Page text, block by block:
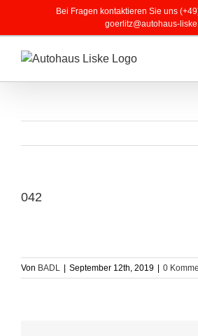
Bei Fragen kontaktieren Sie uns
goerlitz@autohaus-
042
Von BADL September 12th, 2019 0